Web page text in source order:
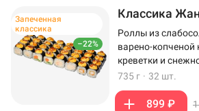
–22%
Запеченная
классика
Классика
Роллы из
варено-копченой
креветки и
735 г · 32 шт.
899 ₽